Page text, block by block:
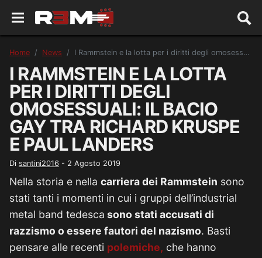
Home News I Rammstein e la lotta per i diritti degli omosessuali: il bacio gay tra Richard Kruspe e Paul Landers
I RAMMSTEIN E LA LOTTA
PER I DIRITTI DEGLI
OMOSESSUALI: IL BACIO
GAY TRA RICHARD KRUSPE
E PAUL LANDERS
Di santini2016 - 2 Agosto 2019
Nella storia e nella carriera dei Rammstein sono
stati tanti i momenti in cui i gruppi dell’industrial
metal band tedesca sono stati accusati di
razzismo o essere fautori del nazismo. Basti
pensare alle recenti polemiche, che hanno